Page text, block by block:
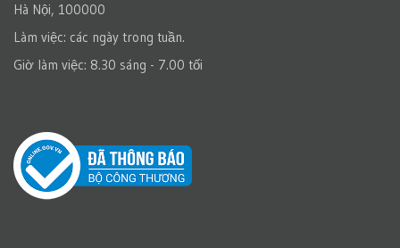
Hà Nội, 100000
Làm việc: các ngày trong tuần.
Giờ làm việc: 8.30 sáng - 7.00 tối